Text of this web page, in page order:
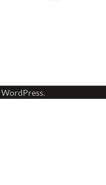
WordPress.